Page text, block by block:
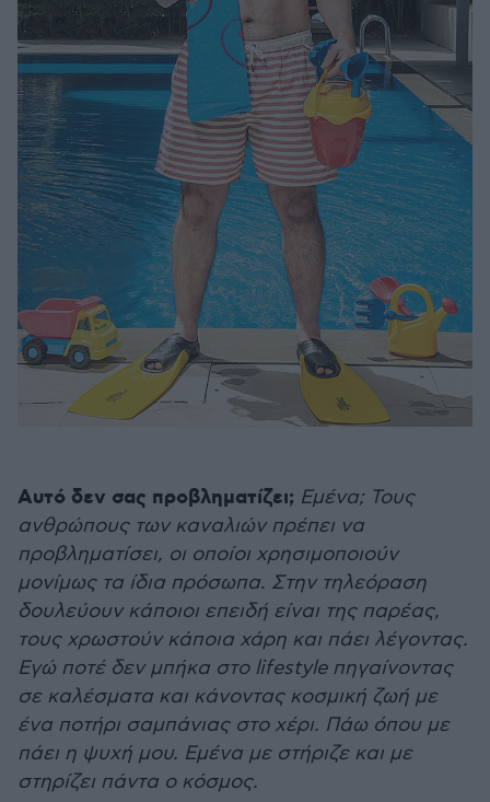
Αυτό δεν σας προβληματίζει; Εμένα; Τους
ανθρώπους των καναλιών πρέπει να
προβληματίσει, οι οποίοι χρησιμοποιούν
μονίμως τα ίδια πρόσωπα. Στην τηλεόραση
δουλεύουν κάποιοι επειδή είναι της παρέας,
τους χρωστούν κάποια χάρη και πάει λέγοντας.
Εγώ ποτέ δεν μπήκα στο lifestyle πηγαίνοντας
σε καλέσματα και κάνοντας κοσμική ζωή με
ένα ποτήρι σαμπάνιας στο χέρι. Πάω όπου με
πάει η ψυχή μου. Εμένα με στήριζε και με
στηρίζει πάντα ο κόσμος.